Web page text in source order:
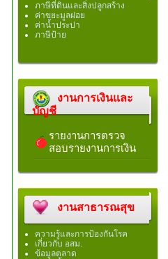
ภาษีที่ดินและสิ่งปลูกสร้าง
ค่าขยะมูลฝอย
ค่าน้ำประปา
ภาษีป้าย
งานการเงินและ
บัญชี
รายงานการตรวจ
สอบรายงานการเงิน
งานสาธารณสุข
ความรู้และการป้องกันโรค
เกี่ยวกับ อสม.
ข้อมูลตลาด